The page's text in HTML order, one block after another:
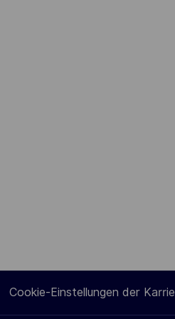
Cookie-Einstellungen der